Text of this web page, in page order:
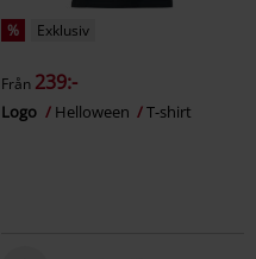
% Exklusiv
Från 239:-
Logo Helloween T-shirt